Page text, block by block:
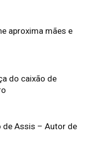
aproxima mães e
do caixão de
de Assis – Autor de